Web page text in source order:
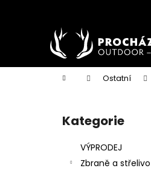
Domů Ostatní
Přeskočit
kategorie
Kategorie
VÝPRODEJ
Zbraně a střelivo
k
Zpět
obchodu
Zpět
obchodu